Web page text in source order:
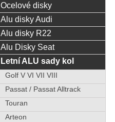
Ocelové disky
Alu disky Audi
Alu disky R22
Alu Disky Seat
Letní ALU sady kol
Golf V VI VII VIII
Passat / Passat Alltrack
Touran
Arteon